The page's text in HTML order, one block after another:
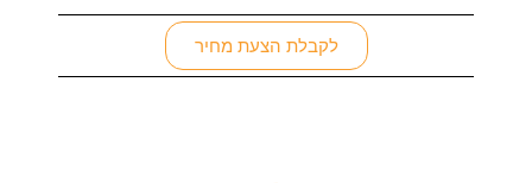
לקבלת הצעת מחיר